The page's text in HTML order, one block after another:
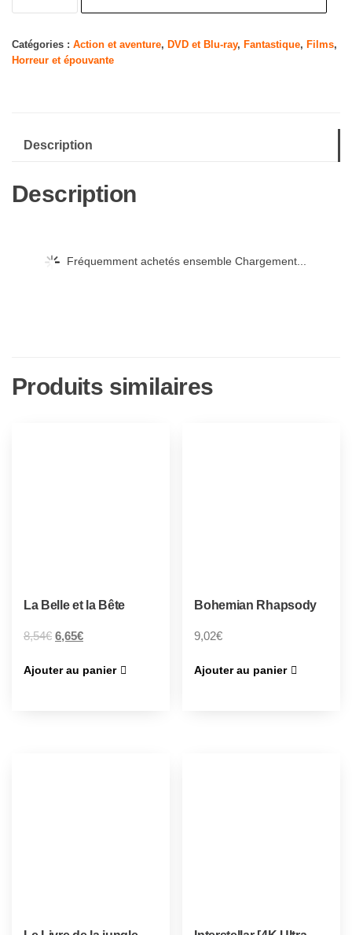
MALÉFIQUE
2 :
MAL
Catégories : Action et aventure, DVD et Blu-ray, Fantastique, Films,
Horreur et épouvante
Description
Description
Fréquemment achetés ensemble Chargement...
Produits similaires
La Belle et la Bête
8,54€ 6,65€
Ajouter au panier
Bohemian Rhapsody
9,02€
Ajouter au panier